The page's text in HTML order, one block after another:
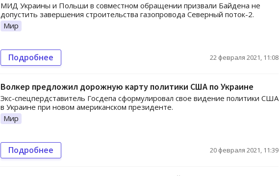
МИД Украины и Польши в совместном обращении призвали Байдена не
допустить завершения строительства газопровода Северный поток-2.
Мир
Подробнее 22 февраля 2021, 11:08
Волкер предложил дорожную карту политики США по Украине
Экс-спецпердставитель Госдепа сформулировал свое видение политики США
в Украине при новом американском президенте.
Мир
Подробнее 20 февраля 2021, 11:39